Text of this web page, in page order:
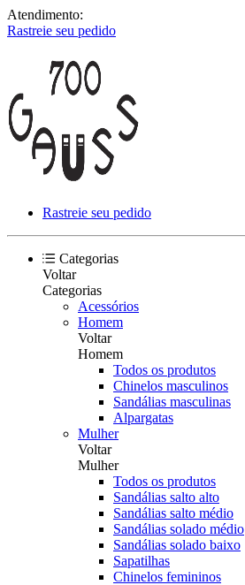
Atendimento:
Rastreie seu pedido
Rastreie seu pedido
Categorias
Voltar
Categorias
Acessórios
Homem
Voltar
Homem
Todos os produtos
Chinelos masculinos
Sandálias masculinas
Alpargatas
Mulher
Voltar
Mulher
Todos os produtos
Sandálias salto alto
Sandálias salto médio
Sandálias solado médio
Sandálias solado baixo
Sapatilhas
Chinelos femininos